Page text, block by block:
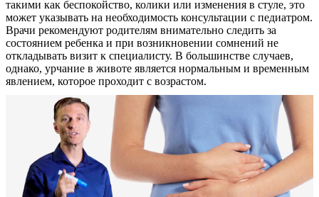
такими как беспокойство, колики или изменения в стуле, это
может указывать на необходимость консультации с педиатром.
Врачи рекомендуют родителям внимательно следить за
состоянием ребенка и при возникновении сомнений не
откладывать визит к специалисту. В большинстве случаев,
однако, урчание в животе является нормальным и временным
явлением, которое проходит с возрастом.